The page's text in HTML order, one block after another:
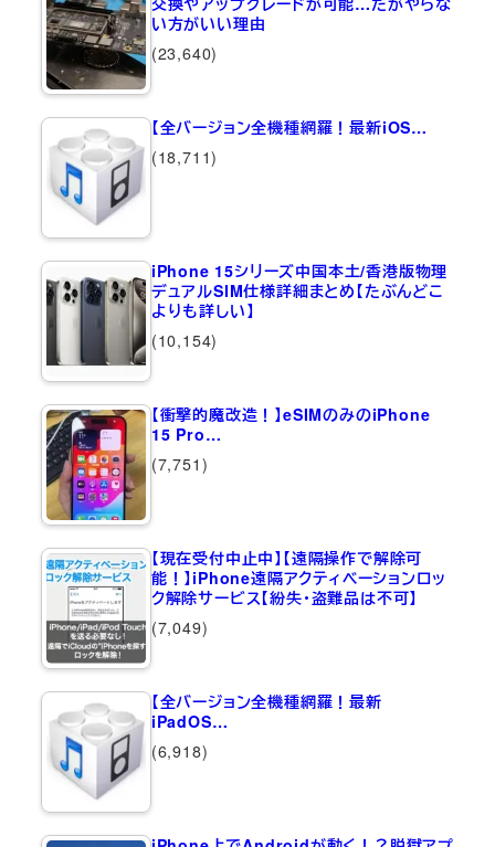
い方がいい理由
(23,640)
【全バージョン全機種網羅！最新iOS…
(18,711)
iPhone 15シリーズ中国本土/香港版物理
デュアルSIM仕様詳細まとめ【たぶんどこ
よりも詳しい】
(10,154)
【衝撃的魔改造！】eSIMのみのiPhone
15 Pro…
(7,751)
【現在受付中止中】【遠隔操作で解除可
能！】iPhone遠隔アクティベーションロッ
ク解除サービス【紛失・盗難品は不可】
(7,049)
【全バージョン全機種網羅！最新
iPadOS…
(6,918)